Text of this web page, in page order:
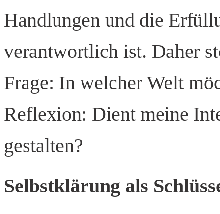
Handlungen und die
verantwortlich ist. Daher
Frage: In welcher Welt
Reflexion: Dient meine
gestalten?
Selbstklärung als